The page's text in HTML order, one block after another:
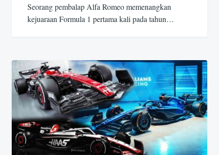
Seorang pembalap Alfa Romeo memenangkan
kejuaraan Formula 1 pertama kali pada tahun…